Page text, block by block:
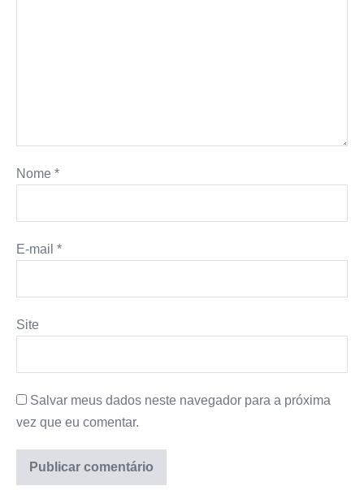
Nome *
E-mail *
Site
Salvar meus dados neste navegador para a próxima
vez que eu comentar.